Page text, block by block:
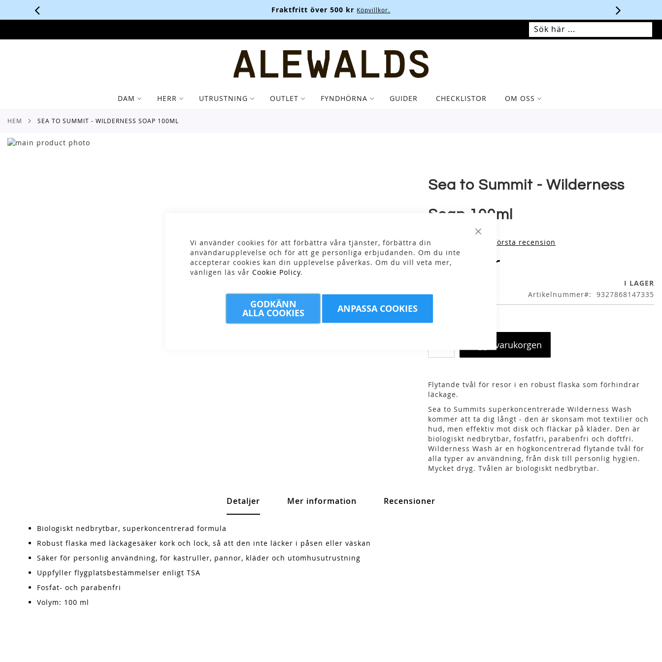
Stäng
Vi använder cookies för att förbättra våra tjänster, förbättra din
användarupplevelse och för att ge personliga erbjudanden. Om du inte
accepterar cookies kan din upplevelse påverkas. Om du vill veta mer,
vänligen läs vår Cookie Policy.
GODKÄNN
ALLA COOKIES ANPASSA COOKIES
Fraktfritt över 500 kr Köpvillkor.
SÖK SÖK
MIN VARUKORG
DAM HERR UTRUSTNING OUTLET FYNDHÖRNA GUIDER CHECKLISTOR OM OSS
HEM SEA TO SUMMIT - WILDERNESS SOAP 100ML
Skip
Sea to Summit - Wilderness
Soap 100ml
Skriv produktens första recension
79,00 kr
I LAGER
Artikelnummer
9327868147335
Lägg i varukorgen
Flytande tvål för resor i en robust flaska som förhindrar
läckage.
Sea to Summits superkoncentrerade Wilderness Wash
kommer att ta dig långt - den är skonsam mot textilier och
hud, men effektiv mot disk och fläckar på kläder. Den är
biologiskt nedbrytbar, fosfatfri, parabenfri och doftfri.
Wilderness Wash är en högkoncentrerad flytande tvål för
alla typer av användning, från disk till personlig hygien.
Mycket dryg. Tvålen är biologiskt nedbrytbar.
Detaljer
Biologiskt nedbrytbar, superkoncentrerad formula
Robust flaska med läckagesäker kork och lock, så att den inte läcker i påsen eller väskan
Säker för personlig användning, för kastruller, pannor, kläder och utomhusutrustning
Uppfyller flygplatsbestämmelser enligt TSA
Fosfat- och parabenfri
Volym: 100 ml
Mer information Recensioner